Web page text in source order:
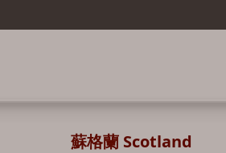
蘇格蘭 Scotland